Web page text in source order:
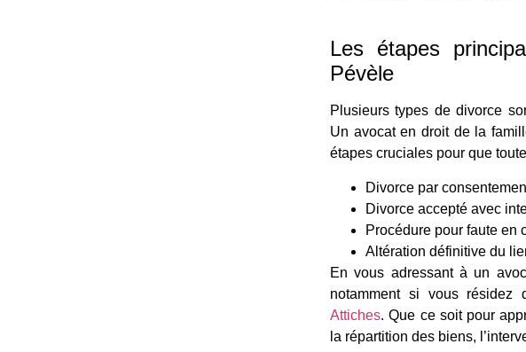
Les étapes
Pévèle
Plusieurs types de divorce
Un avocat en droit de la
étapes cruciales pour que
Divorce par
Divorce accepté avec
Procédure pour faute en
Altération définitive du
En vous adressant à un
notamment si vous résidez
Attiches. Que ce soit pour
la répartition des biens,